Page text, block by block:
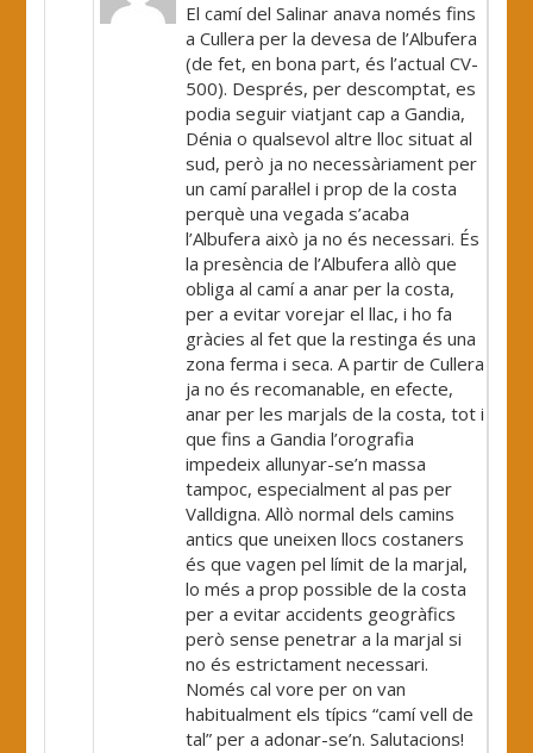
El camí del Salinar anava només fins
a Cullera per la devesa de l’Albufera
(de fet, en bona part, és l’actual CV-
500). Després, per descomptat, es
podia seguir viatjant cap a Gandia,
Dénia o qualsevol altre lloc situat al
sud, però ja no necessàriament per
un camí paral·lel i prop de la costa
perquè una vegada s’acaba
l’Albufera això ja no és necessari. És
la presència de l’Albufera allò que
obliga al camí a anar per la costa,
per a evitar vorejar el llac, i ho fa
gràcies al fet que la restinga és una
zona ferma i seca. A partir de Cullera
ja no és recomanable, en efecte,
anar per les marjals de la costa, tot i
que fins a Gandia l’orografia
impedeix allunyar-se’n massa
tampoc, especialment al pas per
Valldigna. Allò normal dels camins
antics que uneixen llocs costaners
és que vagen pel límit de la marjal,
lo més a prop possible de la costa
per a evitar accidents geogràfics
però sense penetrar a la marjal si
no és estrictament necessari.
Només cal vore per on van
habitualment els típics “camí vell de
tal” per a adonar-se’n. Salutacions!